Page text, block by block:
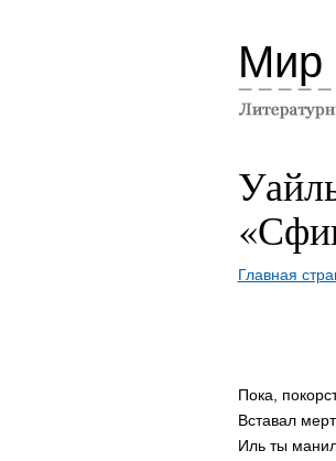
Мир
Главная
Пока,
Вставал
Иль ты